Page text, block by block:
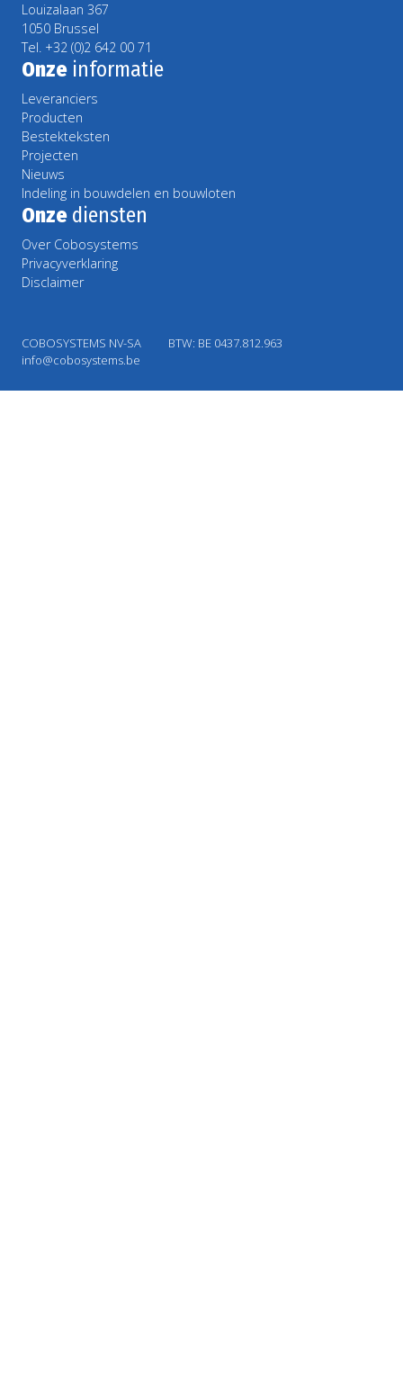
Louizalaan 367
1050 Brussel
Tel. +32 (0)2 642 00 71
Onze informatie
Leveranciers
Producten
Bestekteksten
Projecten
Nieuws
Indeling in bouwdelen en bouwloten
Onze diensten
Over Cobosystems
Privacyverklaring
Disclaimer
COBOSYSTEMS NV-SA
BTW: BE 0437.812.963
info@cobosystems.be